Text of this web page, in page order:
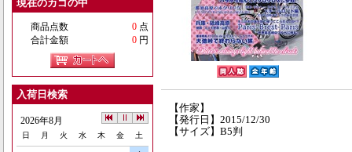
現在のカゴの中
商品点数 0 点
合計金額
0 円
入荷日検索
2026年8月
日 月 火 水 木 金 土
【作家】
【発行日】2015/12/30
【サイズ】B5判